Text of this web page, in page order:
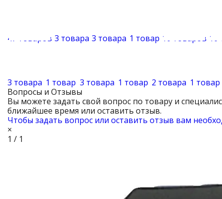
47 товаров 3 товара 3 товара 1 товар 10 товаров 16
3 товара 1 товар 3 товара 1 товар 2 товара 1 товар
Вопросы и Отзывы
Вы можете задать свой вопрос по товару и
ближайшее время или оставить отзыв.
Чтобы задать вопрос или оставить отзыв вам
×
1 / 1